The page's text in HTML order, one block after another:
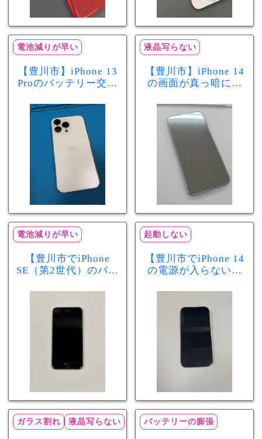
電池減りが早い
【豊川市】iPhone 13
Proのバッテリー交換
が早い症状も当日90
分で改善
液晶写らない
【豊川市】iPhone 14
の画面が真っ暗に…
修理！データそのま
まで復旧しました
電池減りが早い
【豊川市でiPhone
SE（第2世代）のバッ
スマ豊川店】電池の
減りが早い症状も当
起動しない
【豊川市でiPhone 14
の電源が入らない修
店】バッテリー交換
で復旧するケースも
あります！
ガラス割れ 液晶写らない バッテリーの膨張